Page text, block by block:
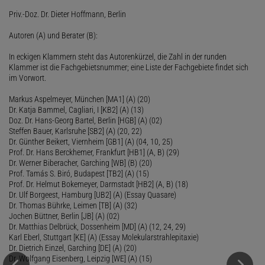
Priv.-Doz. Dr. Dieter Hoffmann, Berlin
Autoren (A) und Berater (B):
In eckigen Klammern steht das Autorenkürzel, die Zahl in der runden
Klammer ist die Fachgebietsnummer; eine Liste der Fachgebiete findet sich
im Vorwort.
Markus Aspelmeyer, München [MA1] (A) (20)
Dr. Katja Bammel, Cagliari, I [KB2] (A) (13)
Doz. Dr. Hans-Georg Bartel, Berlin [HGB] (A) (02)
Steffen Bauer, Karlsruhe [SB2] (A) (20, 22)
Dr. Günther Beikert, Viernheim [GB1] (A) (04, 10, 25)
Prof. Dr. Hans Berckhemer, Frankfurt [HB1] (A, B) (29)
Dr. Werner Biberacher, Garching [WB] (B) (20)
Prof. Tamás S. Biró, Budapest [TB2] (A) (15)
Prof. Dr. Helmut Bokemeyer, Darmstadt [HB2] (A, B) (18)
Dr. Ulf Borgeest, Hamburg [UB2] (A) (Essay Quasare)
Dr. Thomas Bührke, Leimen [TB] (A) (32)
Jochen Büttner, Berlin [JB] (A) (02)
Dr. Matthias Delbrück, Dossenheim [MD] (A) (12, 24, 29)
Karl Eberl, Stuttgart [KE] (A) (Essay Molekularstrahlepitaxie)
Dr. Dietrich Einzel, Garching [DE] (A) (20)
Dr. Wolfgang Eisenberg, Leipzig [WE] (A) (15)